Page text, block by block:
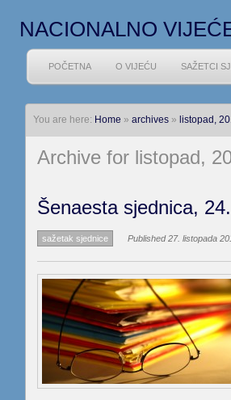
NACIONALNO
POČETNA O VIJEĆU SAŽETCI
You are here: Home » archives» listopad,
Archive for listopad,
Šenaesta sjednica,
sažetak sjednice Published 27. listopada